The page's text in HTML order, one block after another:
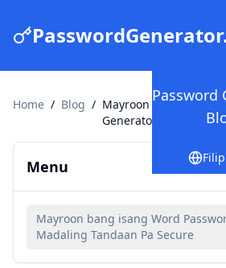
Password
Home / Blog / Mayroon bang isang
Generator: Madaling
Menu
Mayroon bang isang Word
Madaling Tandaan Pa Secure